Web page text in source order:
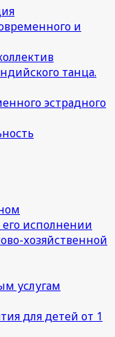
и
танца.
эстрадного
исполнении
хозяйственной
услугам
для детей от 1